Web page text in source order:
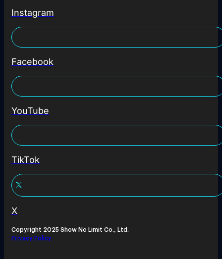
Instagram
Facebook
YouTube
TikTok
X
Copyright 2025 Show No Limit Co., Ltd.
Privacy Policy